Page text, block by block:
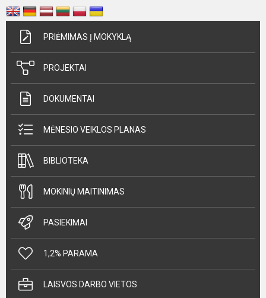
PRIĖMIMAS Į MOKYKLĄ
PROJEKTAI
DOKUMENTAI
MĖNESIO VEIKLOS PLANAS
BIBLIOTEKA
MOKINIŲ MAITINIMAS
PASIEKIMAI
1,2% PARAMA
LAISVOS DARBO VIETOS